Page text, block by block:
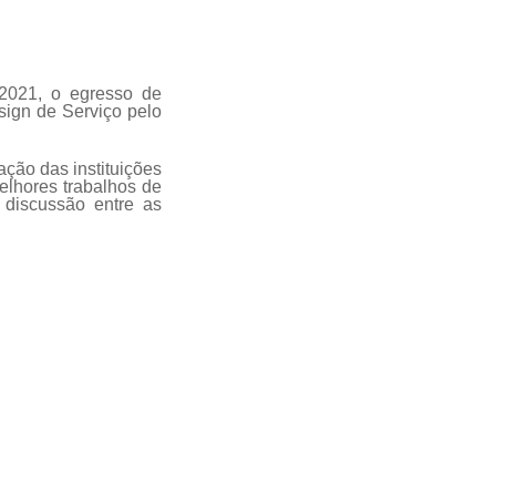
o egresso de
de Serviço pelo
das instituições
trabalhos de
entre as